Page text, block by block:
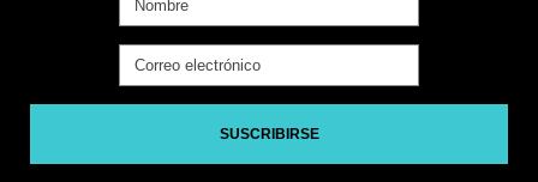
SUSCRIBIRSE